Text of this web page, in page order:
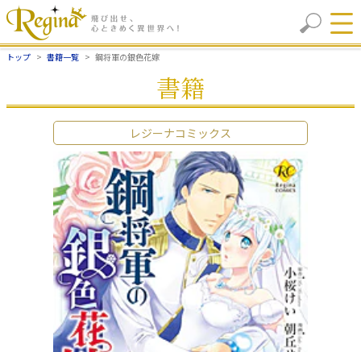
トップ 書籍一覧 鋼将軍の銀色花嫁
書籍
レジーナコミックス